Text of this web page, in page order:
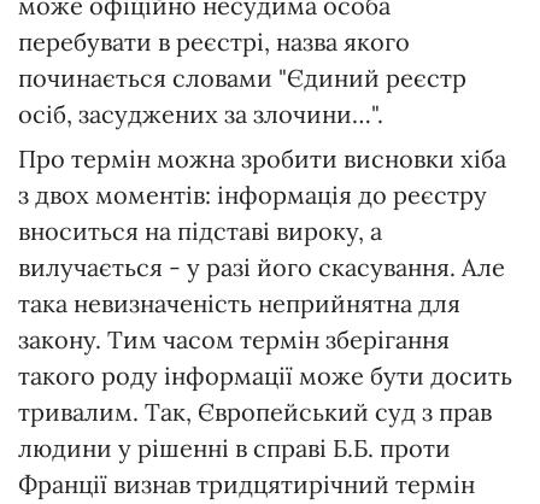
перебувати в реєстрі, назва якого
починається словами "Єдиний реєстр
осіб, засуджених за злочини…".
Про термін можна зробити висновки хіба
з двох моментів: інформація до реєстру
вноситься на підставі вироку, а
вилучається - у разі його скасування. Але
така невизначеність неприйнятна для
закону. Тим часом термін зберігання
такого роду інформації може бути досить
тривалим. Так, Європейський суд з прав
людини у рішенні в справі Б.Б. проти
Франції визнав тридцятирічний термін